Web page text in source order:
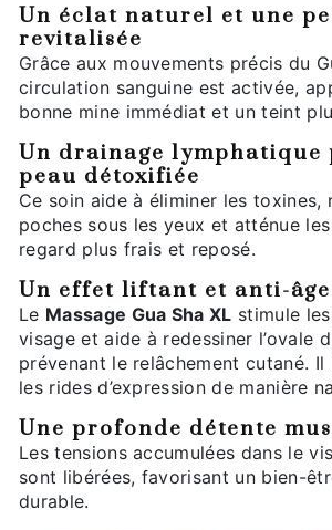
Un éclat naturel et une peau
revitalisée
Grâce aux mouvements précis du Gua Sha, la
circulation sanguine est activée,
bonne mine immédiat et un teint
Un drainage lymphatique pour une
peau détoxifiée
Ce soin aide à éliminer les toxines, réduit les
poches sous les yeux et atténue
regard plus frais et reposé.
Un effet liftant et anti-âge
Le Massage Gua Sha XL stimule
visage et aide à redessiner l’ovale
prévenant le relâchement cutané. Il
les rides d’expression de manière
Une profonde détente
Les tensions accumulées dans le visage et le cou
sont libérées, favorisant un bien-
durable.